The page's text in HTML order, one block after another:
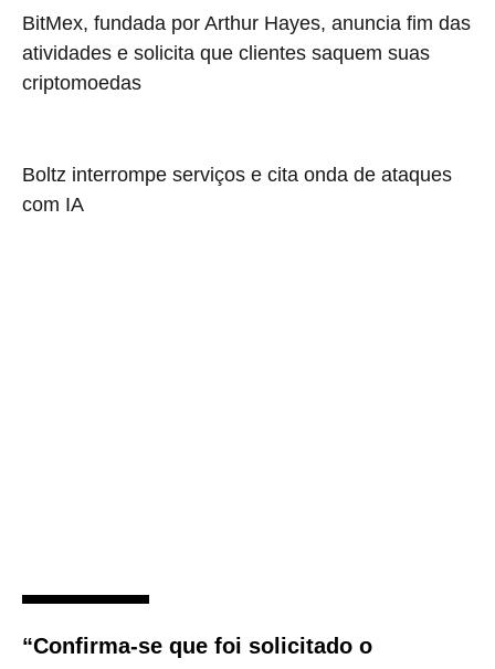
BitMex, fundada por Arthur Hayes, anuncia fim das
atividades e solicita que clientes saquem suas
criptomoedas
Boltz interrompe serviços e cita onda de ataques
com IA
“Confirma-se que foi solicitado o